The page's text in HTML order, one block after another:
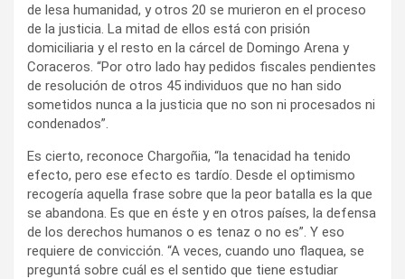
de lesa humanidad, y otros 20 se murieron en el proceso
de la justicia. La mitad de ellos está con prisión
domiciliaria y el resto en la cárcel de Domingo Arena y
Coraceros. “Por otro lado hay pedidos fiscales pendientes
de resolución de otros 45 individuos que no han sido
sometidos nunca a la justicia que no son ni procesados ni
condenados”.
Es cierto, reconoce Chargoñia, “la tenacidad ha tenido
efecto, pero ese efecto es tardío. Desde el optimismo
recogería aquella frase sobre que la peor batalla es la que
se abandona. Es que en éste y en otros países, la defensa
de los derechos humanos o es tenaz o no es”. Y eso
requiere de convicción. “A veces, cuando uno flaquea, se
preguntá sobre cuál es el sentido que tiene estudiar